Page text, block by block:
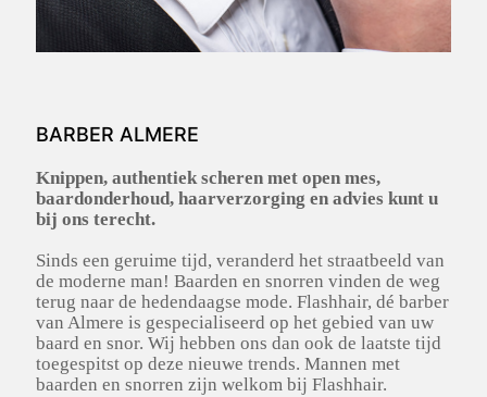
BARBER ALMERE
Knippen, authentiek scheren met open mes,
baardonderhoud, haarverzorging en advies kunt u
bij ons terecht.
Sinds een geruime tijd, veranderd het straatbeeld van
de moderne man! Baarden en snorren vinden de weg
terug naar de hedendaagse mode. Flashhair, dé barber
van Almere is gespecialiseerd op het gebied van uw
baard en snor. Wij hebben ons dan ook de laatste tijd
toegespitst op deze nieuwe trends. Mannen met
baarden en snorren zijn welkom bij Flashhair.